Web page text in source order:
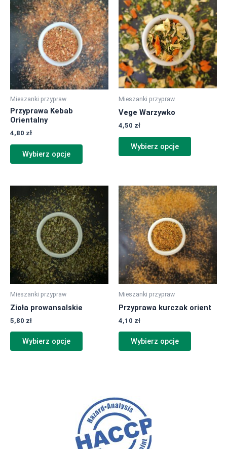
Mieszanki przypraw
Przyprawa Kebab
Orientalny
4,80 zł
Wybierz opcje
produkt
ma
wiele
wariantów.
Opcje
można
wybrać
Mieszanki przypraw
Vege Warzywko
4,50 zł
Wybierz opcje
produkt
ma
wiele
wariantów.
Opcje
można
wybrać
Mieszanki przypraw
Zioła prowansalskie
5,80 zł
Wybierz opcje
Ten
produkt
ma
wiele
wariantów.
Opcje
można
wybrać
Mieszanki przypraw
Przyprawa kurczak orient
4,10 zł
Wybierz opcje
Ten
produkt
ma
wiele
wariantów.
Opcje
można
wybrać